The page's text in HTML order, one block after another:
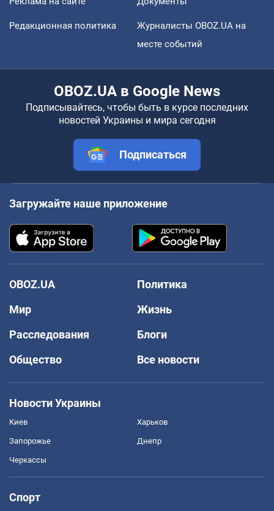
Редакционная политика
Журналисты OBOZ.UA на
месте событий
OBOZ.UA в Google News
Подписывайтесь, чтобы быть в курсе последних
новостей Украины и мира сегодня
Подписаться
Загружайте наше приложение
OBOZ.UA
Политика
Мир
Жизнь
Расследования
Блоги
Общество
Все новости
Новости Украины
Киев Харьков
Запорожье Днепр
Черкассы
Спорт